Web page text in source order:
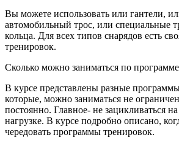
Вы можете использовать или гантели,
автомобильный трос, или специальные
кольца. Для всех типов снарядов есть
тренировок.
Сколько можно заниматься по
В курсе представлены разные
которые, можно заниматься не
постоянно. Главное- не зацикливаться
нагрузке. В курсе подробно описано,
чередовать программы тренировок.